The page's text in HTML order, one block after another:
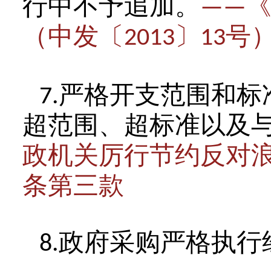
行中不予追加。
——
（中发〔 2013 〕 13号
7.严格开支范围和
超范围、超标准以及
政机关厉行节约反对
条第三款
8.政府采购严格执